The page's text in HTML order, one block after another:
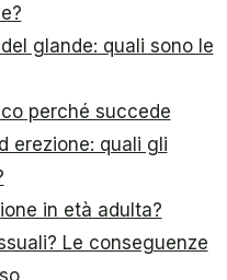
glande: quali sono le
perché succede
erezione: quali gli
in età adulta?
Le conseguenze